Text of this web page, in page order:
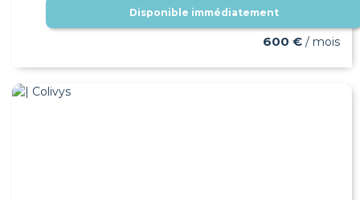
Disponible immédiatement
600 € / mois